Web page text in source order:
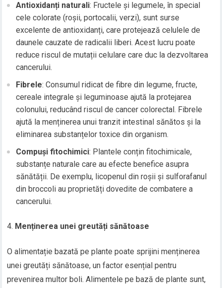
Antioxidanți naturali: Fructele și legumele, în special
cele colorate (roșii, portocalii, verzi), sunt surse
excelente de antioxidanți, care protejează celulele de
daunele cauzate de radicalii liberi. Acest lucru poate
reduce riscul de mutații celulare care duc la dezvoltarea
cancerului.
Fibrele: Consumul ridicat de fibre din legume, fructe,
cereale integrale și leguminoase ajută la protejarea
colonului, reducând riscul de cancer colorectal. Fibrele
ajută la menținerea unui tranzit intestinal sănătos și la
eliminarea substanțelor toxice din organism.
Compuși fitochimici: Plantele conțin fitochimicale,
substanțe naturale care au efecte benefice asupra
sănătății. De exemplu, licopenul din roșii și sulforafanul
din broccoli au proprietăți dovedite de combatere a
cancerului.
Menținerea unei greutăți sănătoase
O alimentație bazată pe plante poate sprijini menținerea
unei greutăți sănătoase, un factor esențial pentru
prevenirea multor boli. Alimentele pe bază de plante sunt,